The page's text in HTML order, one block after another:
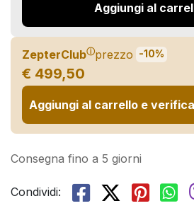
Aggiungi al
ZepterClubⓘprezzo -10%
€ 499,50
Aggiungi al carrello e
Consegna fino a 5 giorni
Condividi: